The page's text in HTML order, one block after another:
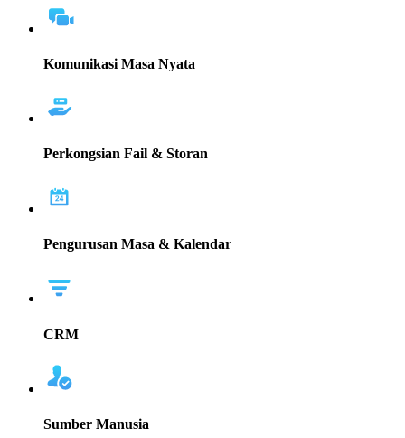
Komunikasi Masa Nyata
Perkongsian Fail & Storan
Pengurusan Masa & Kalendar
CRM
Sumber Manusia